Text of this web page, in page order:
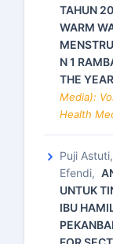
TAHUN
WARM
N 1
THE
Media):
Health
Puji
Efendi,
UNTUK
IBU